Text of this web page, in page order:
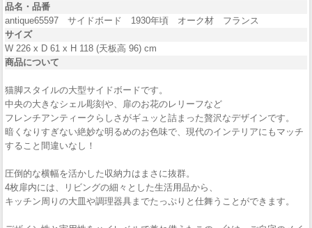
品名・品番
antique65597 サイドボード 1930年頃 オーク材 フランス
サイズ
W 226 x D 61 x H 118 (天板高 96) cm
商品について
猫脚スタイルの大型サイドボードです。
中央の大きなシェル彫刻や、扉のお花のレリーフなど
フレンチアンティークらしさがギュッと詰まった贅沢なデザインです。
暗くなりすぎない絶妙な明るめのお色味で、現代のインテリアにもマッチ
すること間違いなし！
圧倒的な横幅を活かした収納力はまさに抜群。
4枚扉内には、リビングの細々とした生活用品から、
キッチン周りの大皿や調理器具までたっぷりと仕舞うことができます。